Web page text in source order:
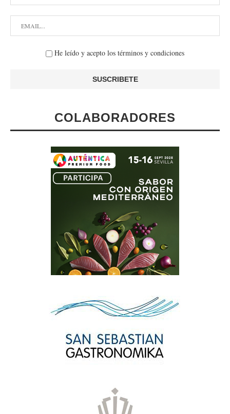
He leído y acepto los términos y condiciones
COLABORADORES